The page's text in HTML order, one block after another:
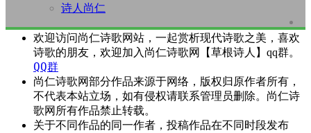
诗人尚仁
欢迎访问尚仁诗歌网站，一起赏析现代诗歌之美，喜欢
诗歌的朋友，欢迎加入尚仁诗歌网【草根诗人】qq群。
QQ群
尚仁诗歌网部分作品来源于网络，版权归原作者所有，
不代表本站立场，如有侵权请联系管理员删除。尚仁诗
歌网所有作品禁止转载。
关于不同作品的同一作者，投稿作品在不同时段发布